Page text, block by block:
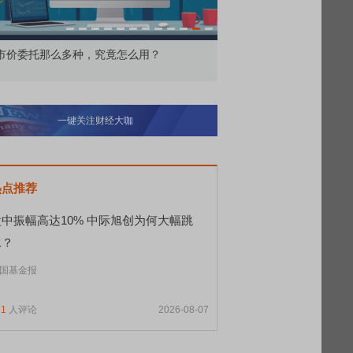
委托那么多种，究竟怎么用？
一键关注财经大咖
推荐
振幅高达10% 中际旭创为何大幅跳
基金报
人评论 2026-08-07